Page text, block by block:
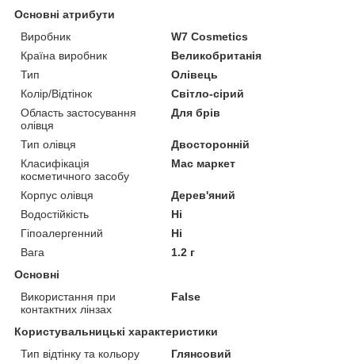
Основні атрибути
Виробник
W7 Cosmetics
Країна виробник
Великобританія
Тип
Олівець
Колір/Відтінок
Світло-сірий
Область застосування
олівця
Для брів
Тип олівця
Двосторонній
Класифікація
косметичного засобу
Мас маркет
Корпус олівця
Дерев'яний
Водостійкість
Ні
Гіпоалергенний
Ні
Вага
1.2 г
Основні
Використання при
контактних лінзах
False
Користувальницькі характеристики
Тип відтінку та кольору
Глянсовий